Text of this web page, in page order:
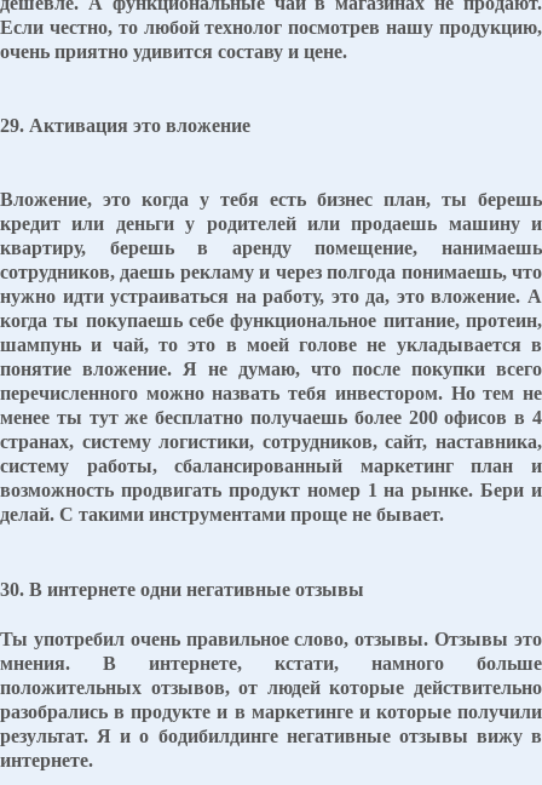
Если честно, то любой технолог посмотрев нашу продукцию,
очень приятно удивится составу и цене.
29. Активация это вложение
Вложение, это когда у тебя есть бизнес план, ты берешь
кредит или деньги у родителей или продаешь машину и
квартиру, берешь в аренду помещение, нанимаешь
сотрудников, даешь рекламу и через полгода понимаешь, что
нужно идти устраиваться на работу, это да, это вложение. А
когда ты покупаешь себе функциональное питание, протеин,
шампунь и чай, то это в моей голове не укладывается в
понятие вложение. Я не думаю, что после покупки всего
перечисленного можно назвать тебя инвестором. Но тем не
менее ты тут же бесплатно получаешь более 200 офисов в 4
странах, систему логистики, сотрудников, сайт, наставника,
систему работы, сбалансированный маркетинг план и
возможность продвигать продукт номер 1 на рынке. Бери и
делай. С такими инструментами проще не бывает.
30. В интернете одни негативные отзывы
Ты употребил очень правильное слово, отзывы. Отзывы это
мнения. В интернете, кстати, намного больше
положительных отзывов, от людей которые действительно
разобрались в продукте и в маркетинге и которые получили
результат. Я и о бодибилдинге негативные отзывы вижу в
интернете.